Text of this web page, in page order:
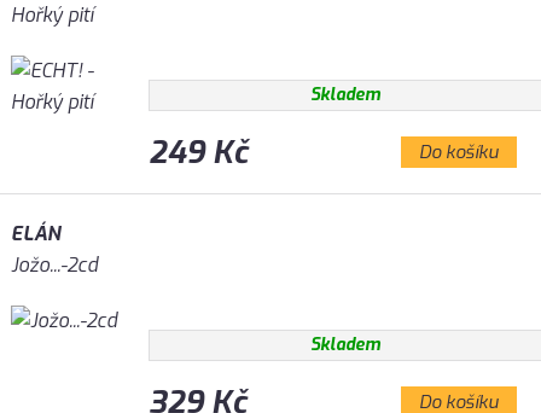
Hořký pití
Skladem
249 Kč Do košíku
ELÁN
Jožo...-2cd
Skladem
329 Kč Do košíku